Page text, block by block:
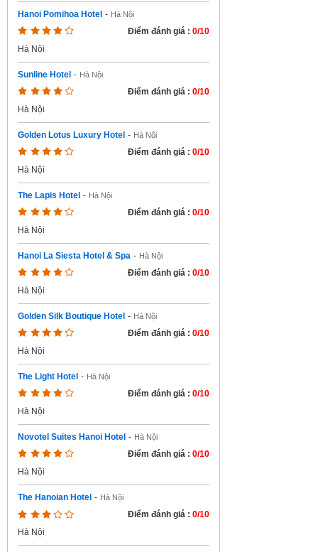
Hanoi Pomihoa Hotel - Hà Nội
Điểm đánh giá : 0/10
Hà Nội
Sunline Hotel - Hà Nội
Điểm đánh giá : 0/10
Hà Nội
Golden Lotus Luxury Hotel - Hà Nội
Điểm đánh giá : 0/10
Hà Nội
The Lapis Hotel - Hà Nội
Điểm đánh giá : 0/10
Hà Nội
Hanoi La Siesta Hotel & Spa - Hà Nội
Điểm đánh giá : 0/10
Hà Nội
Golden Silk Boutique Hotel - Hà Nội
Điểm đánh giá : 0/10
Hà Nội
The Light Hotel - Hà Nội
Điểm đánh giá : 0/10
Hà Nội
Novotel Suites Hanoi Hotel - Hà Nội
Điểm đánh giá : 0/10
Hà Nội
The Hanoian Hotel - Hà Nội
Điểm đánh giá : 0/10
Hà Nội